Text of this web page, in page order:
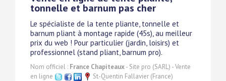
tonnelle et barnum pas cher
Le spécialiste de la tente pliante, tonnelle et
barnum pliant à montage rapide (45s), au meilleur
prix du web ! Pour particulier (jardin, loisirs) et
professionnel (stand pliant, barnum pro).
Nom officiel : France Chapiteaux- Site pro (SARL) - Vente
en ligne
St-Quentin Fallavier (France)